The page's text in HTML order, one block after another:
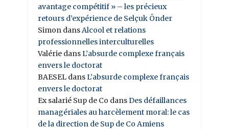
avantage compétitif » – les précieux
retours d’expérience de Selçuk Önder
Simon dans Alcool et relations
professionnelles interculturelles
Valérie dansL’absurde complexe français
envers le doctorat
BAESEL dansL’absurde complexe français
envers le doctorat
Ex salarié Sup de Co dans Des défaillances
managériales au harcèlement moral: le cas
de la direction de Sup de Co Amiens